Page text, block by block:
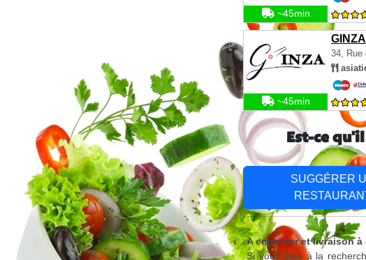
~45min
GINZA
34, Rue
~45min
Est-ce
SUGGÉRER
A emporter et livraison
Si vous êtes à la